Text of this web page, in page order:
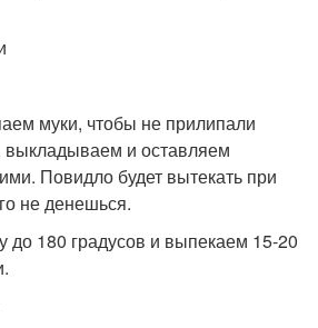
муки, чтобы не прилипали
и оставляем
Повидло будет вытекать при
не денешься.
до 180 градусов и выпекаем 15-20